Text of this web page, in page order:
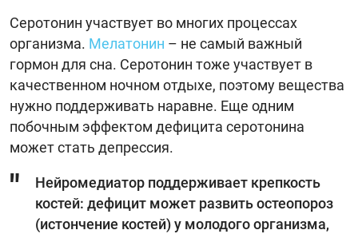
Серотонин участвует во многих процессах
организма. Мелатонин – не самый важный
гормон для сна. Серотонин тоже участвует в
качественном ночном отдыхе, поэтому вещества
нужно поддерживать наравне. Еще одним
побочным эффектом дефицита серотонина
может стать депрессия.
Нейромедиатор поддерживает крепкость
костей: дефицит может развить остеопороз
(истончение костей) у молодого организма,